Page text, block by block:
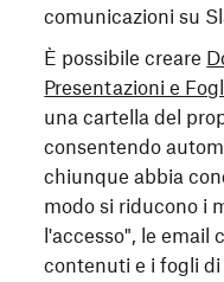
comunicazioni su
È possibile creare
Presentazioni e
una cartella del
consentendo
chiunque abbia
modo si riducono i
l'accesso", le email
contenuti e i fogli